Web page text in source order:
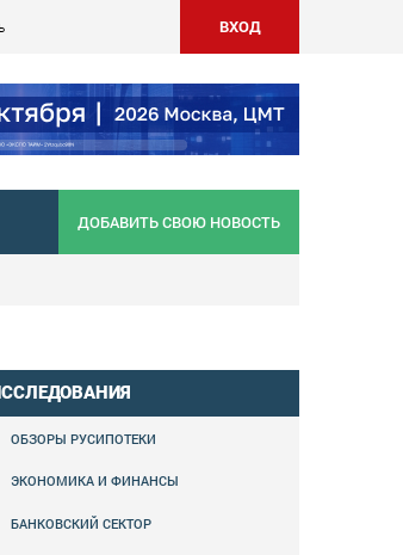
ВХОД
ДОБАВИТЬ СВОЮ НОВОСТЬ
ОБЗОРЫ РУСИПОТЕКИ
ЭКОНОМИКА И ФИНАНСЫ
БАНКОВСКИЙ СЕКТОР